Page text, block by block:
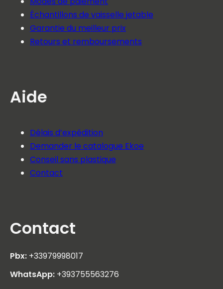
Échantillons de vaisselle jetable
Garantie du meilleur prix
Retours et remboursements
Aide
Délais d’expédition
Demander le catalogue Ekoe
Conseil sans plastique
Contact
Contact
Pbx: +33979998017
WhatsApp: +393755563276